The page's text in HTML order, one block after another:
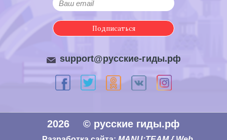
Подписаться
support@русские-гиды.рф
2026 © русские гиды.рф